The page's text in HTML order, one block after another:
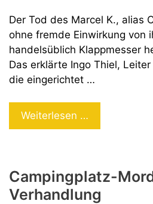
Der Tod des Marcel K., alias
ohne fremde Einwirkung von
handelsüblich Klappmesser
Das erklärte Ingo Thiel,
die eingerichtet …
Weiterlesen …
war
Campingplatz-
Verhandlung